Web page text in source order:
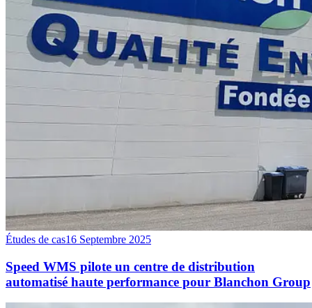
Études de cas16 Septembre 2025
Speed WMS pilote un centre de distribution
automatisé haute performance pour Blanchon Group